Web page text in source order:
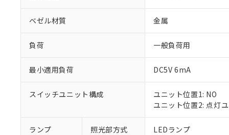
ベゼル材質 金属
負荷 一般負荷用
最小適用負荷 DC5V 6mA
スイッチユニット構成
ユニット位置1: NO
ユニット位置2: 点灯
ランプ 照光部方式 LEDランプ